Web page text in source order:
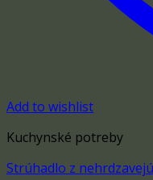
Add to wishlist
Kuchynské potreby
Strúhadlo z